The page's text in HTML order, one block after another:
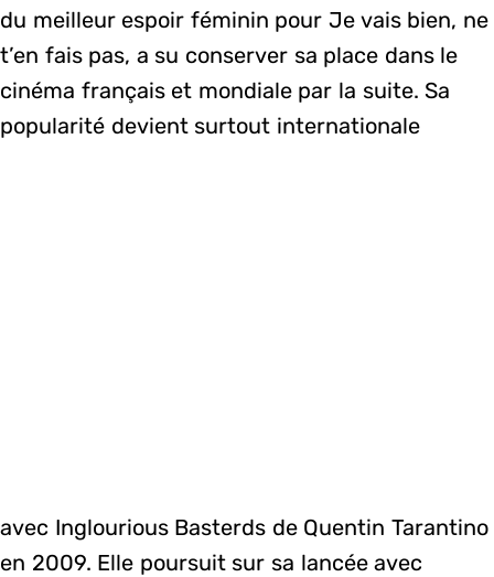
du meilleur espoir féminin pour Je vais bien, ne
t’en fais pas, a su conserver sa place dans le
cinéma français et mondiale par la suite. Sa
popularité devient surtout internationale
avec Inglourious Basterds de Quentin Tarantino
en 2009. Elle poursuit sur sa lancée avec